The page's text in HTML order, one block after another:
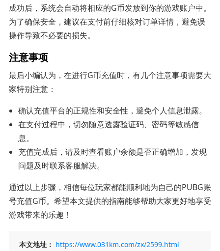
成功后，系统会自动将相应的G币发放到你的游戏账户中。
为了确保安全，建议在支付前仔细核对订单详情，避免误
操作导致不必要的损失。
注意事项
最后小编认为，在进行G币充值时，有几个注意事项需要大
家特别注意：
确认充值平台的正规性和安全性，避免个人信息泄露。
在支付过程中，切勿随意透露验证码、密码等敏感信
息。
充值完成后，请及时查看账户余额是否正确增加，发现
问题及时联系客服解决。
通过以上步骤，相信每位玩家都能顺利地为自己的PUBG账
号充值G币。希望本文提供的指南能够帮助大家更好地享受
游戏带来的乐趣！
本文地址： https://www.031km.com/zx/2599.html